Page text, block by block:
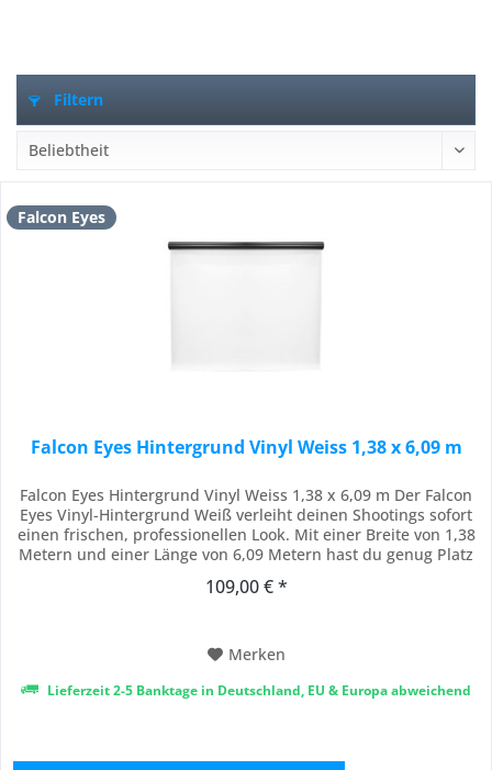
Filtern
Falcon Eyes
Falcon Eyes Hintergrund Vinyl Weiss 1,38 x 6,09 m
Falcon Eyes Hintergrund Vinyl Weiss 1,38 x 6,09 m Der Falcon
Eyes Vinyl-Hintergrund Weiß verleiht deinen Shootings sofort
einen frischen, professionellen Look. Mit einer Breite von 1,38
Metern und einer Länge von 6,09 Metern hast du genug Platz
Die matte Oberfläche sorgt für einen reflexionsfreien,
109,00 € *
Merken
Lieferzeit 2-5 Banktage in Deutschland, EU & Europa abweichend